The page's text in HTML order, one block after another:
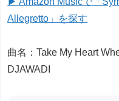
Allegretto」を探す
曲名：Take My Heart
DJAWADI